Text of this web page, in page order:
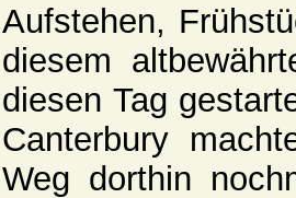
Aufstehen,
diesem
diesen Tag
Canterbury
Weg dorthin